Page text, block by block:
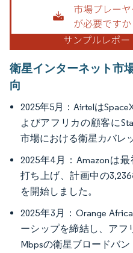
衛星インターネット市
向
2025年5月：Airtelは
よびアフリカの顧客に
市場における衛星カバレ
2025年4月：Amazonは
打ち上げ、計画中の
を開始しました。
2025年3月：Orange
ーシップを締結し、アフ
Mbpsの衛星ブロードバン